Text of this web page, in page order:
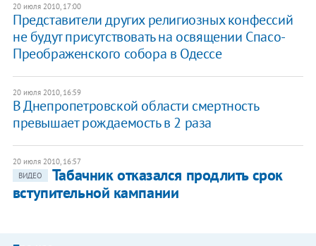
20 июля 2010, 17:00
Представители других религиозных конфессий
не будут присутствовать на освящении Спасо-
Преображенского собора в Одессе
20 июля 2010, 16:59
В Днепропетровской области смертность
превышает рождаемость в 2 раза
20 июля 2010, 16:57
ВИДЕО
Табачник отказался продлить срок
вступительной кампании